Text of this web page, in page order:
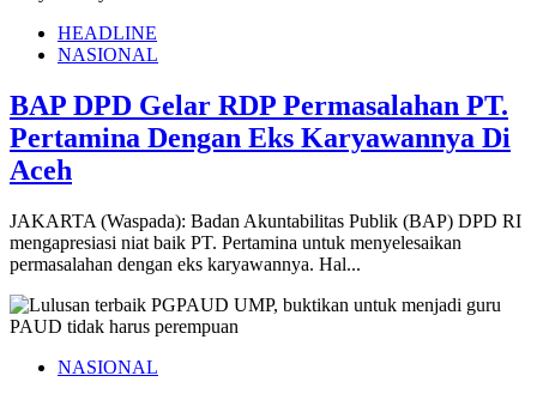
HEADLINE
NASIONAL
BAP DPD Gelar RDP Permasalahan PT.
Pertamina Dengan Eks Karyawannya Di
Aceh
JAKARTA (Waspada): Badan Akuntabilitas Publik (BAP) DPD RI
mengapresiasi niat baik PT. Pertamina untuk menyelesaikan
permasalahan dengan eks karyawannya. Hal...
NASIONAL